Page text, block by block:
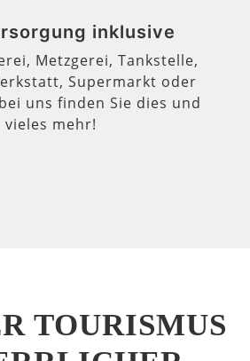
inklusive
Metzgerei, Tankstelle,
Supermarkt oder
uns finden Sie dies und
vieles mehr!
TOURISMUS